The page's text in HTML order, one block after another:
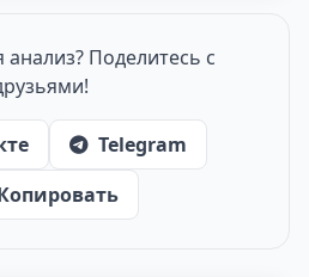
анализ? Поделитесь с
Telegram